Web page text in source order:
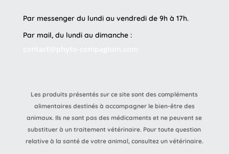
Par messenger du lundi au vendredi de 9h à 17h.
Par mail, du lundi au dimanche :
Les produits présentés sur ce site sont des compléments
alimentaires destinés à accompagner le bien-être des
animaux. Ils ne sont pas des médicaments et ne peuvent se
substituer à un traitement vétérinaire. Pour toute question
relative à la santé de votre animal, consultez un vétérinaire.